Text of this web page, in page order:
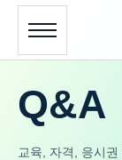
Q&A
교육, 자격, 응시